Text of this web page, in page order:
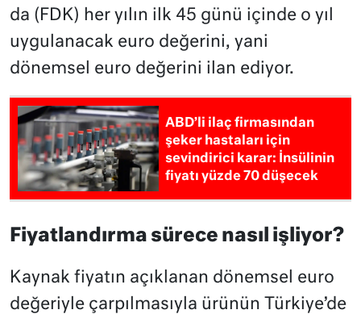
da (FDK) her yılın ilk 45 günü içinde o yıl
uygulanacak euro değerini, yani
dönemsel euro değerini ilan ediyor.
ABD’li ilaç firmasından
şeker hastaları için
sevindirici karar: İnsülinin
fiyatı yüzde 70 düşecek
Fiyatlandırma sürece nasıl işliyor?
Kaynak fiyatın açıklanan dönemsel euro
değeriyle çarpılmasıyla ürünün Türkiye’de